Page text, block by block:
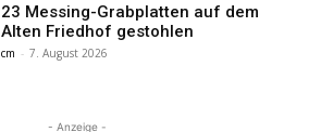
23 Messing-Grabplatten auf dem
Alten Friedhof gestohlen
cm - 7. August 2026
- Anzeige -